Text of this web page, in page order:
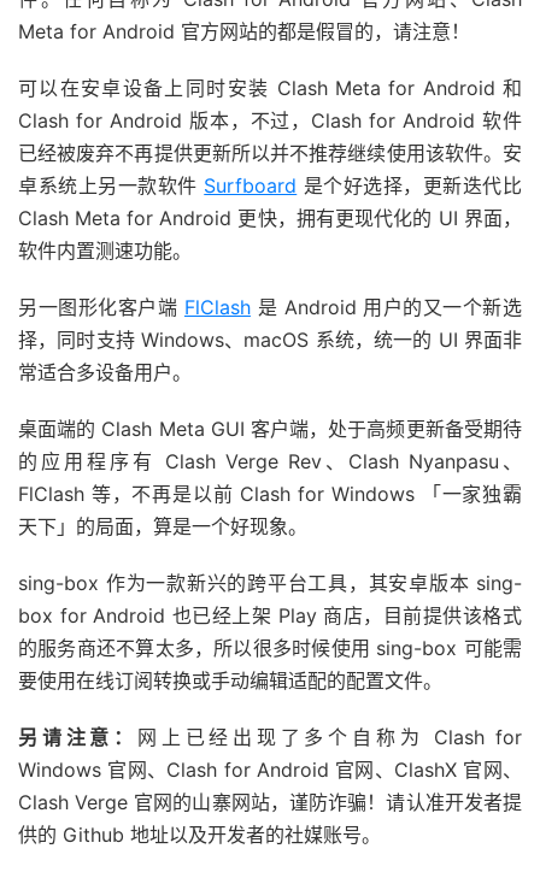
Meta for Android 官方网站的都是假冒的，请注意！
可以在安卓设备上同时安装 Clash Meta for Android 和
Clash for Android 版本，不过，Clash for Android 软件
已经被废弃不再提供更新所以并不推荐继续使用该软件。安
卓系统上另一款软件 Surfboard 是个好选择，更新迭代比
Clash Meta for Android 更快，拥有更现代化的 UI 界面，
软件内置测速功能。
另一图形化客户端 FlClash是 Android 用户的又一个新选
择，同时支持 Windows、macOS 系统，统一的 UI 界面非
常适合多设备用户。
桌面端的 Clash Meta GUI 客户端，处于高频更新备受期待
的应用程序有 Clash Verge Rev、Clash Nyanpasu、
FlClash 等，不再是以前 Clash for Windows 「一家独霸
天下」的局面，算是一个好现象。
sing-box 作为一款新兴的跨平台工具，其安卓版本 sing-
box for Android 也已经上架 Play 商店，目前提供该格式
的服务商还不算太多，所以很多时候使用 sing-box 可能需
要使用在线订阅转换或手动编辑适配的配置文件。
另请注意：
网上已经出现了多个自称为 Clash for
Windows 官网、Clash for Android 官网、ClashX 官网、
Clash Verge 官网的山寨网站，谨防诈骗！请认准开发者提
供的 Github 地址以及开发者的社媒账号。